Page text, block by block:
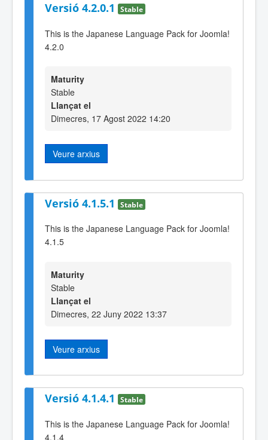
Versió 4.2.0.1 Stable
This is the Japanese Language Pack for Joomla!
4.2.0
Maturity
Stable
Llançat el
Dimecres, 17 Agost 2022 14:20
Veure arxius
Versió 4.1.5.1 Stable
This is the Japanese Language Pack for Joomla!
4.1.5
Maturity
Stable
Llançat el
Dimecres, 22 Juny 2022 13:37
Veure arxius
Versió 4.1.4.1 Stable
This is the Japanese Language Pack for Joomla!
4.1.4